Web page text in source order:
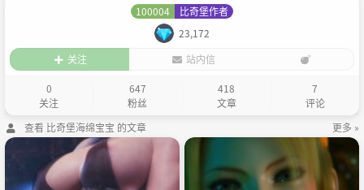
100004
比奇堡作者
23,172
关注
站内信
0
关注
647
粉丝
418
文章
7
评论
查看 比奇堡海绵宝宝 的文章
更多 »